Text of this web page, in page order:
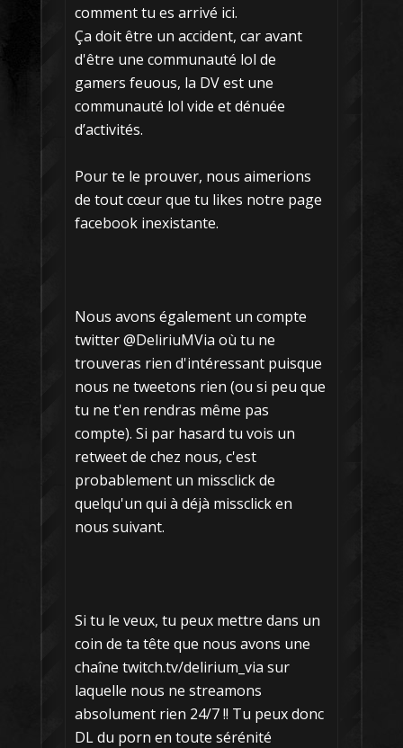
comment tu es arrivé ici.
Ça doit être un accident, car avant
d'être une communauté lol de
gamers feuous, la DV est une
communauté lol vide et dénuée
d’activités.
Pour te le prouver, nous aimerions
de tout cœur que tu likes notre page
facebook inexistante.
Nous avons également un compte
twitter @DeliriuMVia où tu ne
trouveras rien d'intéressant puisque
nous ne tweetons rien (ou si peu que
tu ne t'en rendras même pas
compte). Si par hasard tu vois un
retweet de chez nous, c'est
probablement un missclick de
quelqu'un qui à déjà missclick en
nous suivant.
Si tu le veux, tu peux mettre dans un
coin de ta tête que nous avons une
chaîne twitch.tv/delirium_via sur
laquelle nous ne streamons
absolument rien 24/7 !! Tu peux donc
DL du porn en toute sérénité